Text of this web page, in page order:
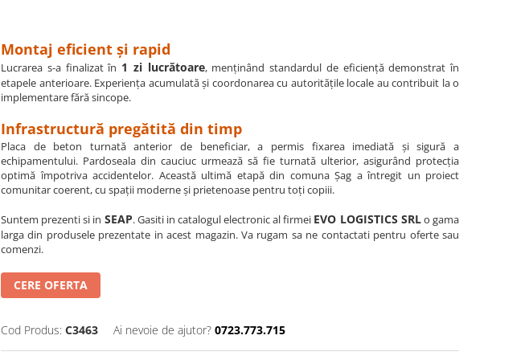
Montaj eficient și rapid
Lucrarea s-a finalizat în 1 zi lucrătoare, menținând standardul de eficiență demonstrat în
etapele anterioare. Experiența acumulată și coordonarea cu autoritățile locale au contribuit la o
implementare fără sincope.
Infrastructură pregătită din timp
Placa de beton turnată anterior de beneficiar, a permis fixarea imediată și sigură a
echipamentului. Pardoseala din cauciuc urmează să fie turnată ulterior, asigurând protecția
optimă împotriva accidentelor. Această ultimă etapă din comuna Șag a întregit un proiect
comunitar coerent, cu spații moderne și prietenoase pentru toți copiii.
Suntem prezenti si in SEAP. Gasiti in catalogul electronic al firmei EVO LOGISTICS SRLo gama
larga din produsele prezentate in acest magazin. Va rugam sa ne contactati pentru oferte sau
comenzi.
CERE OFERTA
Cod Produs: C3463 Ai nevoie de ajutor? 0723.773.715